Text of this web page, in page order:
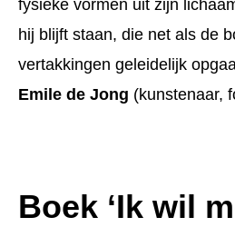
fysieke vormen uit zijn
hij blijft staan, die net als de
vertakkingen geleidelijk
Emile de Jong (kunstenaar,
Boek ‘Ik wil